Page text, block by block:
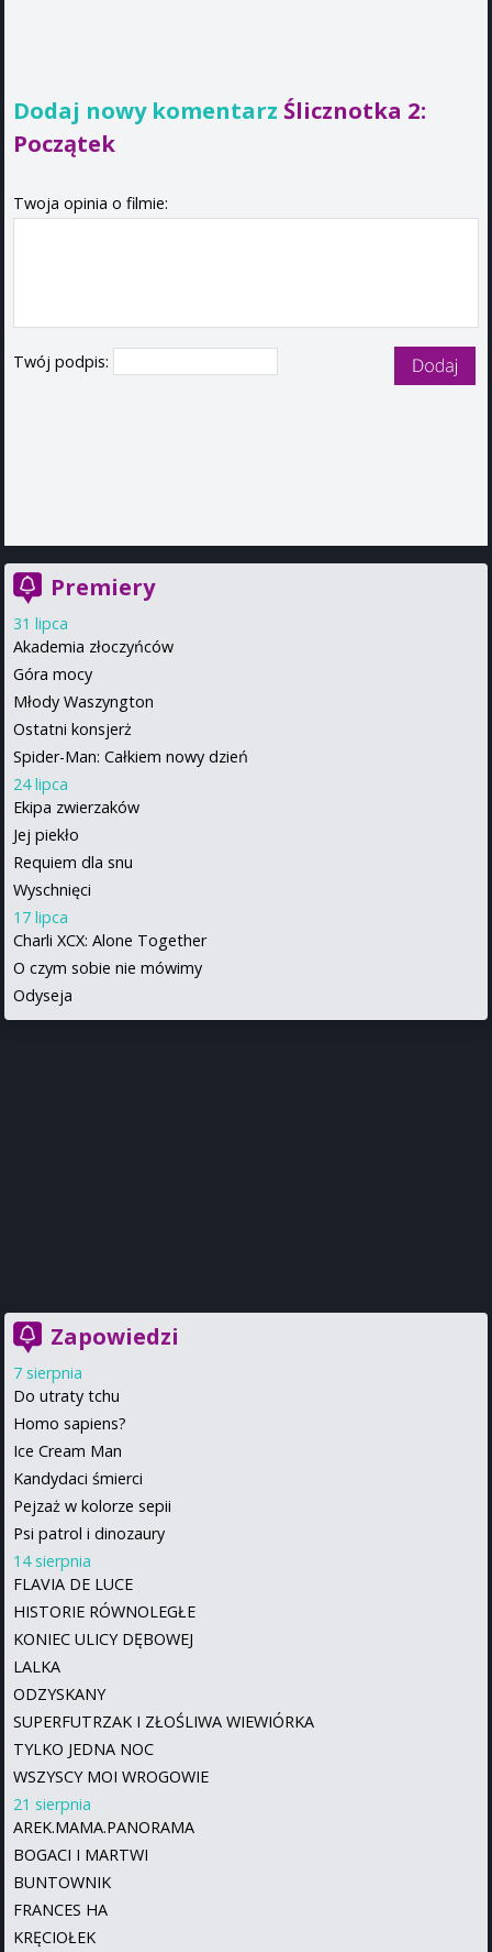
Dodaj nowy komentarz Ślicznotka 2:
Początek
Twoja opinia o filmie:
Twój podpis:
Premiery
31 lipca
Akademia złoczyńców
Góra mocy
Młody Waszyngton
Ostatni konsjerż
Spider-Man: Całkiem nowy dzień
24 lipca
Ekipa zwierzaków
Jej piekło
Requiem dla snu
Wyschnięci
17 lipca
Charli XCX: Alone Together
O czym sobie nie mówimy
Odyseja
Zapowiedzi
7 sierpnia
Do utraty tchu
Homo sapiens?
Ice Cream Man
Kandydaci śmierci
Pejzaż w kolorze sepii
Psi patrol i dinozaury
14 sierpnia
FLAVIA DE LUCE
HISTORIE RÓWNOLEGŁE
KONIEC ULICY DĘBOWEJ
LALKA
ODZYSKANY
SUPERFUTRZAK I ZŁOŚLIWA WIEWIÓRKA
TYLKO JEDNA NOC
WSZYSCY MOI WROGOWIE
21 sierpnia
AREK.MAMA.PANORAMA
BOGACI I MARTWI
BUNTOWNIK
FRANCES HA
KRĘCIOŁEK